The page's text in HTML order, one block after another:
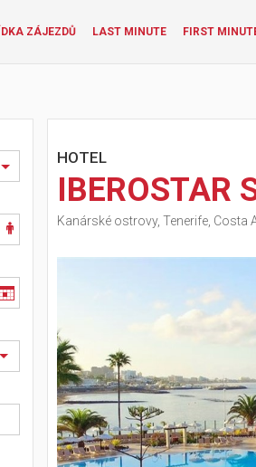
ZÁJEZDŮ LAST MINUTE FIRST
HOTEL
IBEROSTAR
Kanárské ostrovy, Tenerife, Costa